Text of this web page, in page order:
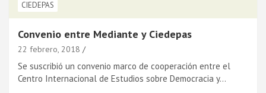
CIEDEPAS
Convenio entre Mediante y Ciedepas
22 febrero, 2018
Se suscribió un convenio marco de cooperación entre el
Centro Internacional de Estudios sobre Democracia y…